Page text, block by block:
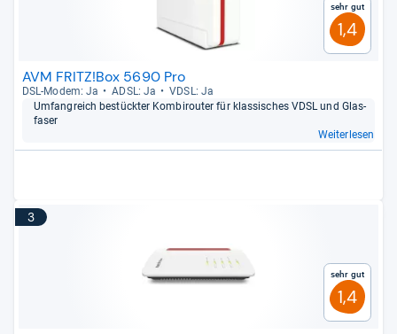
Sehr gut
1,4
AVM FRITZ!Box 5690 Pro
DSL-​Modem: Ja ADSL: Ja
VDSL: Ja
Umfang­reich bestück­ter Kom­bi­rou­ter für klas­si­sches VDSL und Glas­
fa­ser
Weiterlesen
3
Sehr gut
1,4